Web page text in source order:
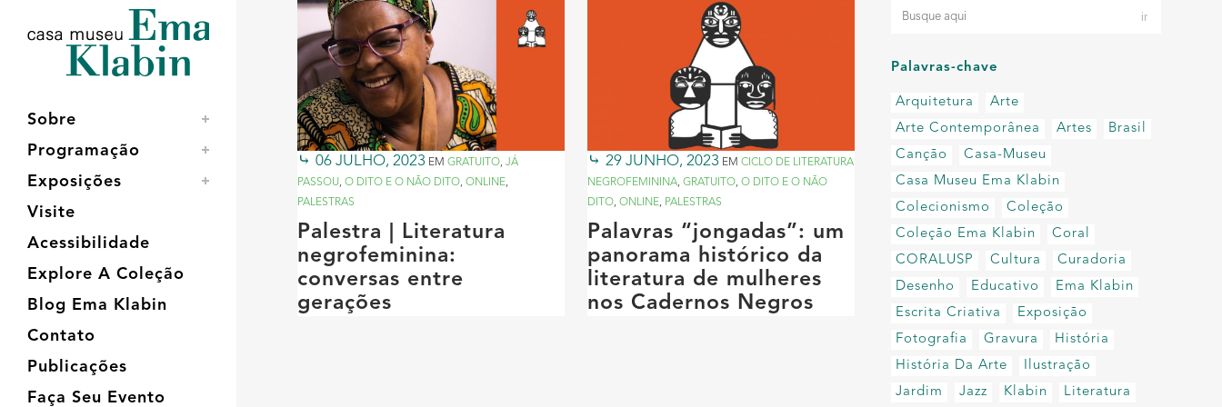
conteúdo
navegação
Sobre
Programação
Exposições
Visite
Acessibilidade
Explore A Coleção
Blog Ema Klabin
Contato
Publicações
Faça Seu Evento
06 JULHO, 2023 EM GRATUITO, JÁ
PASSOU, O DITO E O NÃO DITO, ONLINE,
PALESTRAS
Palestra | Literatura
negrofeminina:
conversas entre
gerações
29 JUNHO, 2023EM CICLO DE LITERATURA
NEGROFEMININA, GRATUITO, O DITO E O NÃO
DITO, ONLINE, PALESTRAS
Palavras “jongadas”: um
panorama histórico da
literatura de mulheres
nos Cadernos Negros
Palavras-chave
Arquitetura
Arte
Arte Contemporânea
Artes
Brasil
Canção
Casa-Museu
Casa Museu Ema Klabin
Colecionismo
Coleção
Coleção Ema Klabin
Coral
CORALUSP
Cultura
Curadoria
Desenho
Educativo
Ema Klabin
Escrita Criativa
Exposição
Fotografia
Gravura
História
História Da Arte
Ilustração
Jardim
Jazz Klabin Literatura